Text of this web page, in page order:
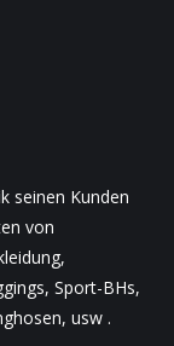
seinen Kunden
von
Sport-BHs,
usw .